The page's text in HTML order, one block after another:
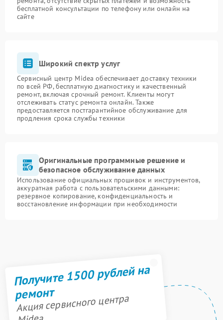
бесплатной консультации по телефону или онлайн на
сайте
Широкий спектр услуг
Сервисный центр Midea обеспечивает доставку техники
по всей РФ, бесплатную диагностику и качественный
ремонт, включая срочный ремонт. Клиенты могут
отслеживать статус ремонта онлайн. Также
предоставляется постгарантийное обслуживание для
продления срока службы техники
Оригинальные программные решение и
безопасное обслуживание данных
Использование официальных прошивок и инструментов,
аккуратная работа с пользовательскими данными:
резервное копирование, конфиденциальность и
восстановление информации при необходимости
Получите 1500 рублей на
ремонт
Акция сервисного центра